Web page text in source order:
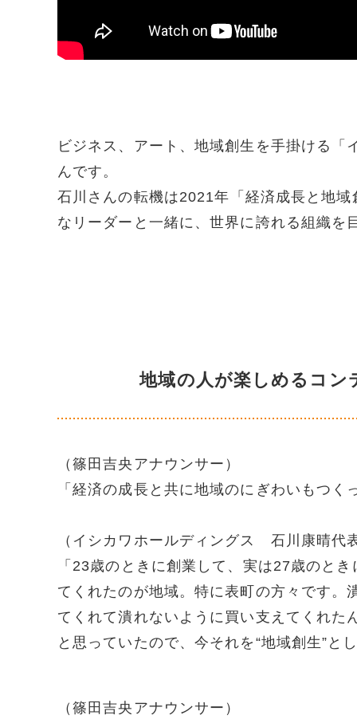
ビジネス、アート、地域創生を手掛ける
んです。
石川さんの転機は2021年「経済成長と地
なリーダーと一緒に、世界に誇れる組織を
地域の人が楽しめるコ
（篠田吉央アナウンサー）
「経済の成長と共に地域のにぎわいもつ
（イシカワホールディングス 石川康晴代
「23歳のときに創業して、実は27歳のとき
てくれたのが地域。特に表町の方々です。
てくれて潰れないように買い支えてくれた
と思っていたので、今それを“地域創生”
（篠田吉央アナウンサー）